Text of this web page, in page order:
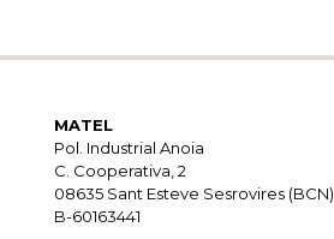
MATEL
Pol. Industrial Anoia
C. Cooperativa, 2
08635 Sant Esteve Sesrovires (BCN)
B-60163441